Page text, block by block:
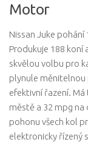
Motor
Nissan Juke
Produkuje 188
skvělou volbu pro
plynule měnitelnou
efektivní řazení.
městě a 32 mpg na
pohonu všech kol
elektronicky řízený